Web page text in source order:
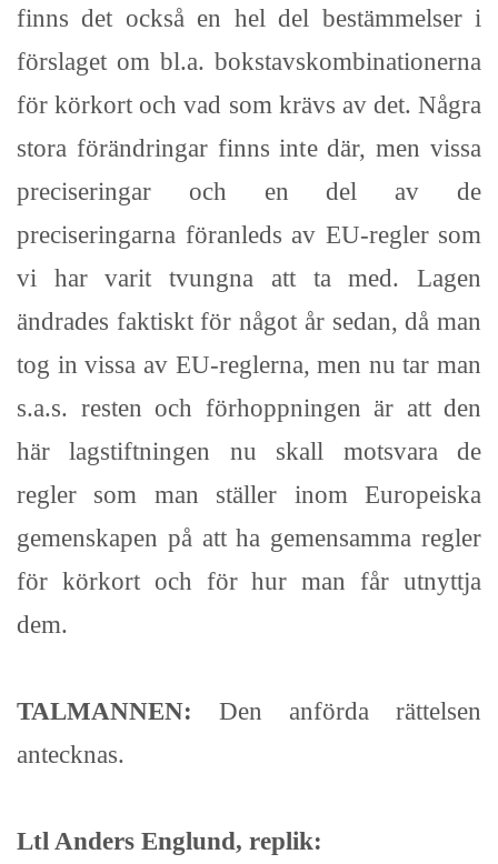
finns det också en hel del bestämmelser i
förslaget om bl.a. bokstavskombinationerna
för körkort och vad som krävs av det. Några
stora förändringar finns inte där, men vissa
preciseringar och en del av de
preciseringarna föranleds av EU-regler som
vi har varit tvungna att ta med. Lagen
ändrades faktiskt för något år sedan, då man
tog in vissa av EU-reglerna, men nu tar man
s.a.s. resten och förhoppningen är att den
här lagstiftningen nu skall motsvara de
regler som man ställer inom Europeiska
gemenskapen på att ha gemensamma regler
för körkort och för hur man får utnyttja
dem.
TALMANNEN: Den anförda rättelsen
antecknas.
Ltl Anders Englund, replik: